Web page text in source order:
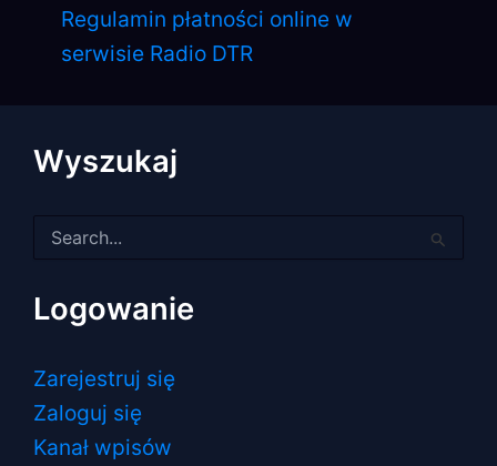
Regulamin płatności online w
serwisie Radio DTR
Wyszukaj
dla:
Logowanie
Zarejestruj się
Zaloguj się
Kanał wpisów